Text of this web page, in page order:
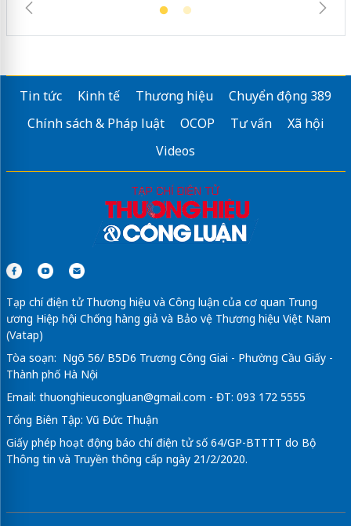
Tin tức Kinh tế Thương hiệu
Chuyển động 389
Chính sách & Pháp luật
OCOP Tư vấn
Xã hội
Videos
Tạp chí điện tử Thương hiệu và Công luận của cơ quan Trung
ương Hiệp hội Chống hàng giả và Bảo vệ Thương hiệu Việt Nam
(Vatap)
Tòa soạn: Ngõ 56/ B5D6 Trương Công Giai - Phường Cầu Giấy -
Thành phố Hà Nội
Email: thuonghieucongluan@gmail.com - ĐT: 093 172 5555
Tổng Biên Tập: Vũ Đức Thuận
Giấy phép hoạt động báo chí điện tử số 64/GP-BTTTT do Bộ
Thông tin và Truyền thông cấp ngày 21/2/2020.